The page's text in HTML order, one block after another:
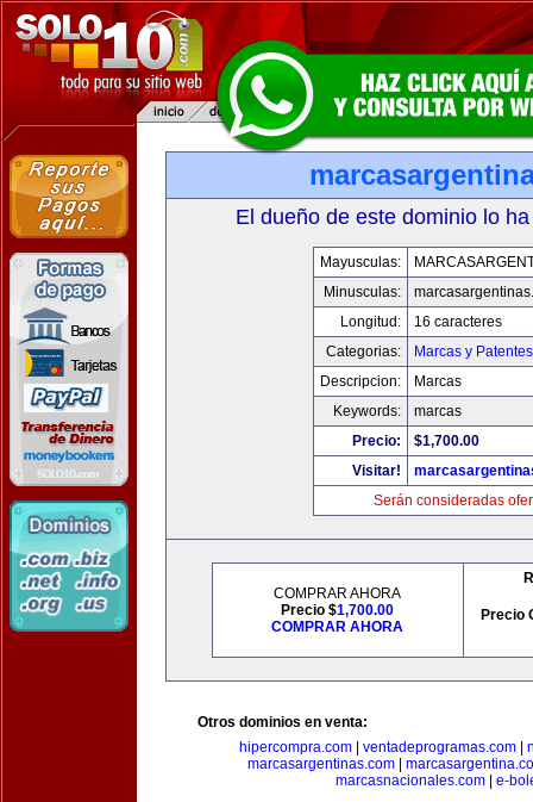
El dueño de este dominio lo
Mayusculas:
Minusculas:
Longitud:
16 caracteres
Categorias:
Marcas y Patentes
Descripcion:
Marcas
Keywords:
marcas
Precio:
$1,700.00
Visitar!
Serán consideradas
COMPRAR AHORA
Precio $1,700.00
COMPRAR AHORA
Precio
Otros dominios en venta:
hipercompra.com
ventadeprogramas.com
marcasargentinas.com
marcasnacionales.com| e-